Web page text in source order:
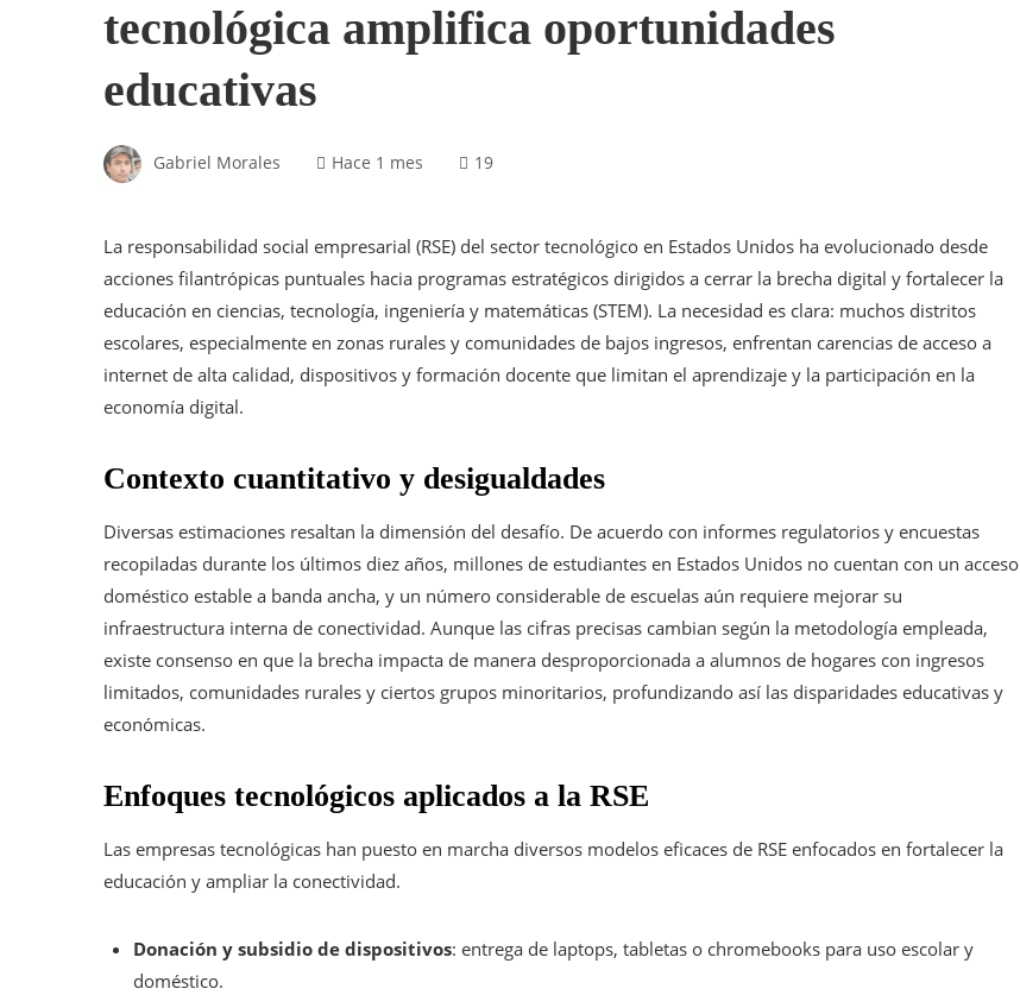
tecnológica amplifica oportunidades
educativas
Gabriel Morales Hace 1 mes 19
La responsabilidad social empresarial (RSE) del sector tecnológico en Estados Unidos ha evolucionado desde
acciones filantrópicas puntuales hacia programas estratégicos dirigidos a cerrar la brecha digital y fortalecer la
educación en ciencias, tecnología, ingeniería y matemáticas (STEM). La necesidad es clara: muchos distritos
escolares, especialmente en zonas rurales y comunidades de bajos ingresos, enfrentan carencias de acceso a
internet de alta calidad, dispositivos y formación docente que limitan el aprendizaje y la participación en la
economía digital.
Contexto cuantitativo y desigualdades
Diversas estimaciones resaltan la dimensión del desafío. De acuerdo con informes regulatorios y encuestas
recopiladas durante los últimos diez años, millones de estudiantes en Estados Unidos no cuentan con un acceso
doméstico estable a banda ancha, y un número considerable de escuelas aún requiere mejorar su
infraestructura interna de conectividad. Aunque las cifras precisas cambian según la metodología empleada,
existe consenso en que la brecha impacta de manera desproporcionada a alumnos de hogares con ingresos
limitados, comunidades rurales y ciertos grupos minoritarios, profundizando así las disparidades educativas y
económicas.
Enfoques tecnológicos aplicados a la RSE
Las empresas tecnológicas han puesto en marcha diversos modelos eficaces de RSE enfocados en fortalecer la
educación y ampliar la conectividad.
Donación y subsidio de dispositivos: entrega de laptops, tabletas o chromebooks para uso escolar y
doméstico.